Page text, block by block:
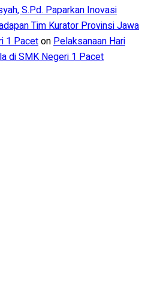
S.Pd. Paparkan Inovasi
Tim Kurator Provinsi Jawa
1 PacetonPelaksanaan Hari
di SMK Negeri 1 Pacet